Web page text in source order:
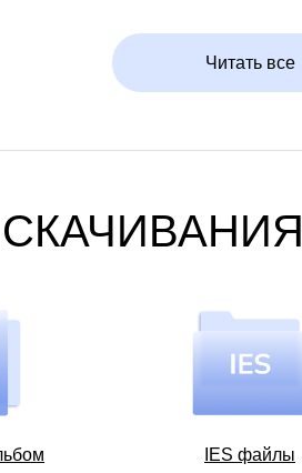
Читать все
IES файлы